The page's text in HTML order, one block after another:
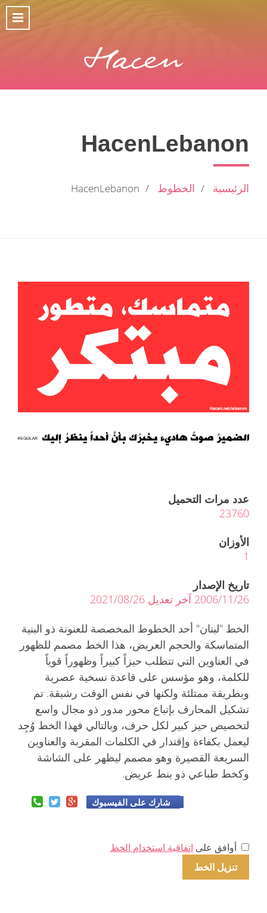
HacenLebanon
الرئيسية الخطوط HacenLebanon
عدد مرات التحميل
23760
الأوزان
1
تاريخ الإصدار
2006/11/26 آخر تعديل 2021/08/26
الخط "لبنان" أحد الخطوط المخصصة للعنونة ذو البنية
المتماسكة والحجم العريض، هذا الخط مصمم للظهور
في العناوين التي تتطلب حيزاً كبيراً وظهوراً قوياً
للكلمة، وهو مؤسس على قاعدة نسخية عصرية
وبطريقة ممتلئة ولكنها في نفس الوقت رشيقة. تم
تشكيل المحارف بإتباع محور مدور ذو مجال واسع
لتخصيص حيز كبير لكل حرف، وبالتالي فهذا الخط وُجِد
ليعمل بكفاءة وإقتدار في الكلمات المقربة والعناوين
السريعة القصيرة وهو مصمم ليظهر على الشاشة
وكخط طباعي ذو بنط عريض.
شارك على الفيسبوك
أوافق على اتفاقية استخدام الخط